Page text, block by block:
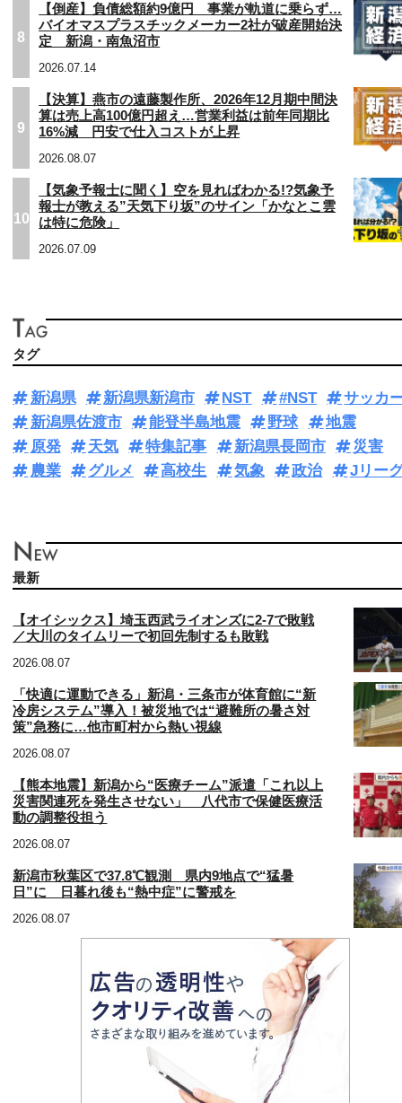
8
【倒産】負債総額約9億円 事業が軌道に乗らず…
バイオマスプラスチックメーカー2社が破産開始決
定 新潟・南魚沼市
2026.07.14
9
【決算】燕市の遠藤製作所、2026年12月期中間決
算は売上高100億円超え…営業利益は前年同期比
16%減 円安で仕入コストが上昇
2026.08.07
10
【気象予報士に聞く】空を見ればわかる!?気象予
報士が教える”天気下り坂”のサイン「かなとこ雲
は特に危険」
2026.07.09
タグ
新潟県 新潟県新潟市 NST #NST
サッカ
新潟県佐渡市
能登半島地震 野球
地震
原発
天気 特集記事 新潟県長岡市
災害
農業
グルメ 高校生 気象 政治 Jリー
最新
【オイシックス】埼玉西武ライオンズに2-7で敗戦
／大川のタイムリーで初回先制するも敗戦
2026.08.07
「快適に運動できる」新潟・三条市が体育館に“新
冷房システム”導入！被災地では“避難所の暑さ対
策”急務に…他市町村から熱い視線
2026.08.07
【熊本地震】新潟から“医療チーム”派遣「これ以上
災害関連死を発生させない」 八代市で保健医療活
動の調整役担う
2026.08.07
新潟市秋葉区で37.8℃観測 県内9地点で“猛暑
日”に 日暮れ後も“熱中症”に警戒を
2026.08.07